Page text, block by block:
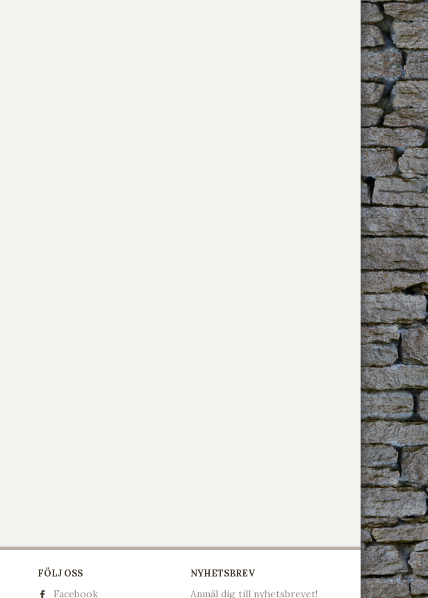
FÖLJ OSS
Facebook
NYHETSBREV
Anmäl dig till nyhetsbrevet!